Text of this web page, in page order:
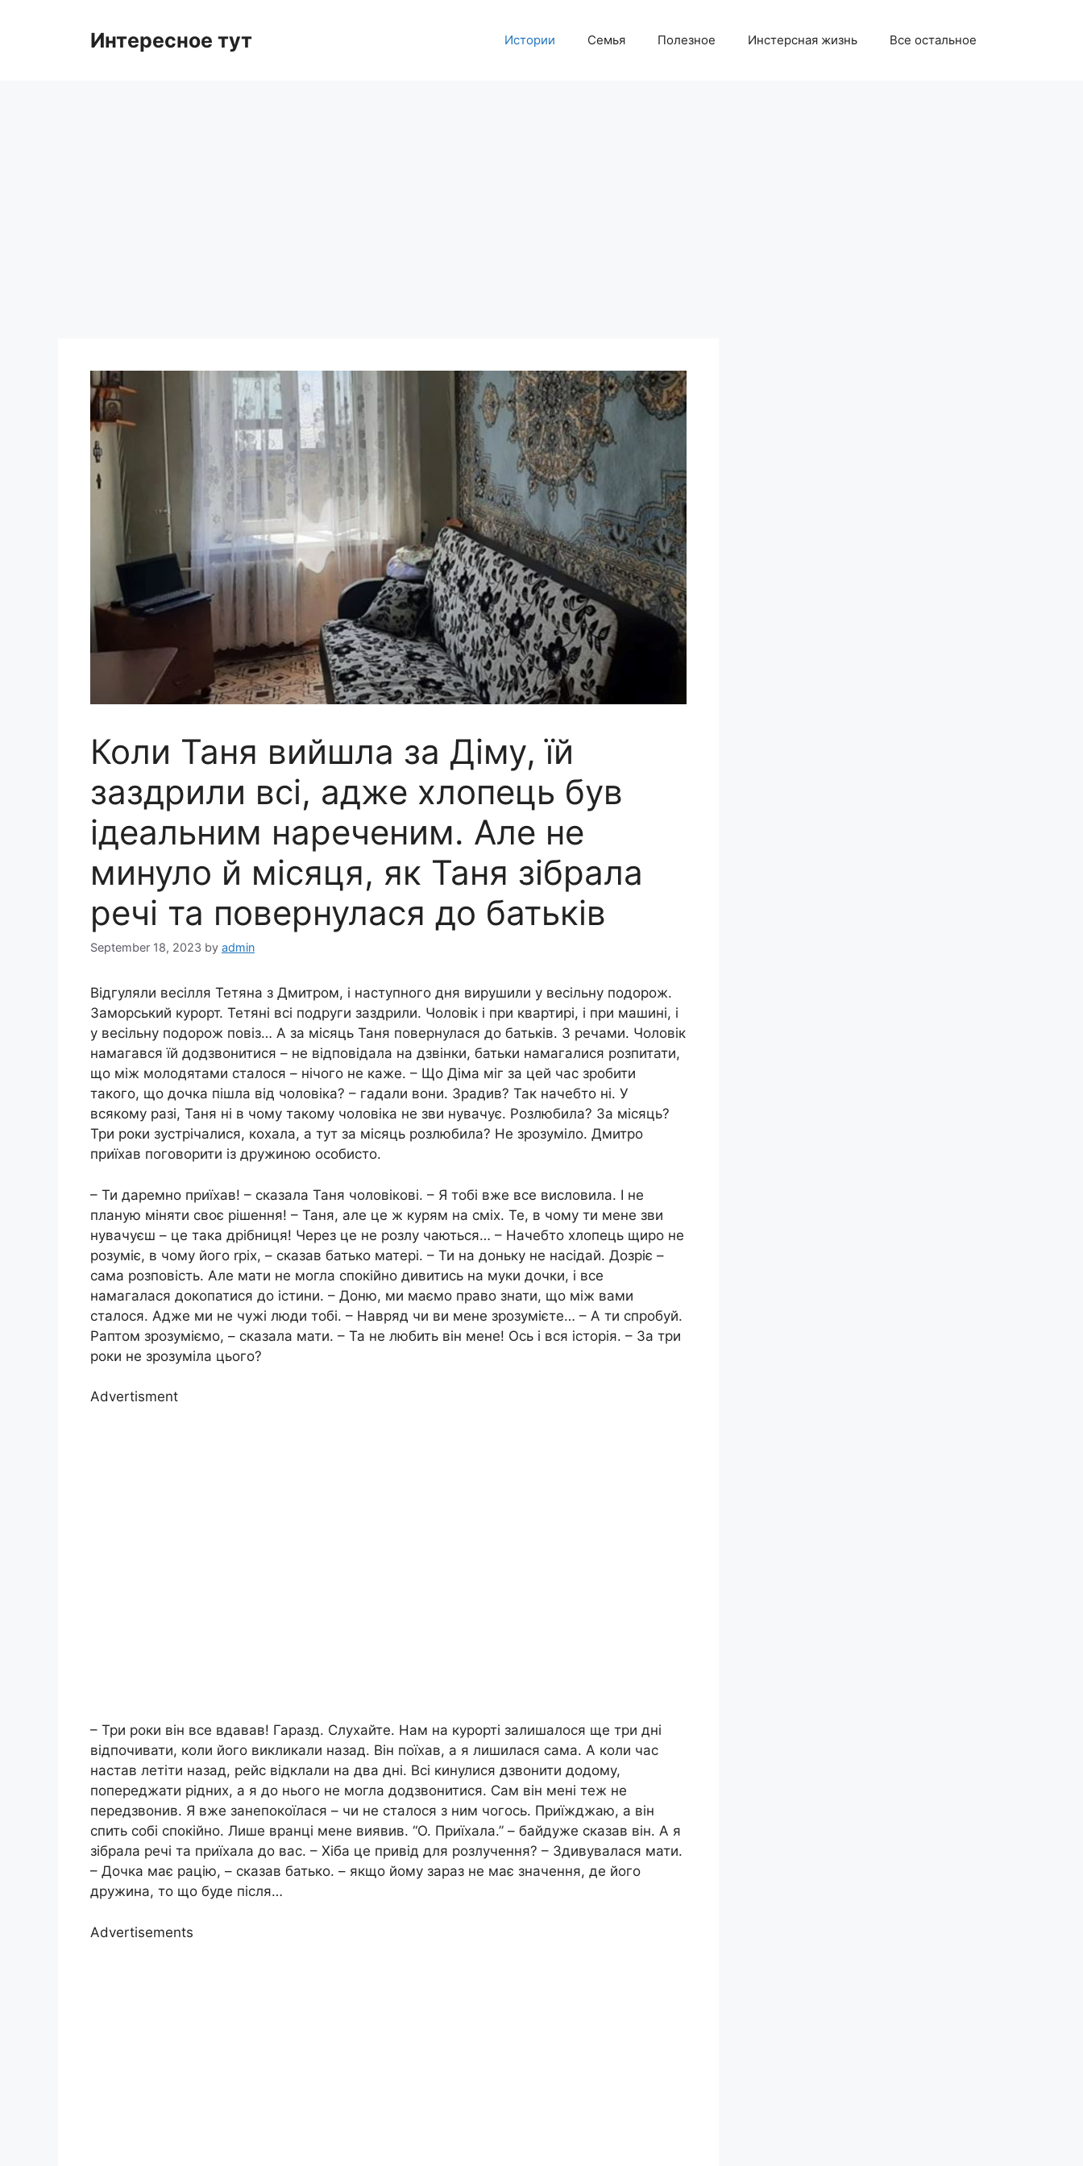
Интересное тут Истории Семья Полезное Инстерсная жизнь Все остальное
Коли Таня вийшла за Діму, їй
заздрили всі, адже хлопець був
ідеальним нареченим. Але не
минуло й місяця, як Таня зібрала
речі та повернулася до батьків
September 18, 2023 by admin
Відгуляли весілля Тетяна з Дмитром, і наступного дня вирушили у весільну подорож.
Заморський курорт. Тетяні всі подруги заздрили. Чоловік і при квартирі, і при машині, і
у весільну подорож повіз… А за місяць Таня повернулася до батьків. З речами. Чоловік
намагався їй додзвонитися – не відповідала на дзвінки, батьки намагалися розпитати,
що між молодятами сталося – нічого не каже. – Що Діма міг за цей час зробити
такого, що дочка пішла від чоловіка? – гадали вони. Зрадив? Так начебто ні. У
всякому разі, Таня ні в чому такому чоловіка не зви нувачує. Розлюбила? За місяць?
Три роки зустрічалися, кохала, а тут за місяць розлюбила? Не зрозуміло. Дмитро
приїхав поговорити із дружиною особисто.
– Ти даремно приїхав! – сказала Таня чоловікові. – Я тобі вже все висловила. І не
планую міняти своє рішення! – Таня, але це ж курям на сміх. Те, в чому ти мене зви
нувачуєш – це така дрібниця! Через це не розлу чаються… – Начебто хлопець щиро не
розуміє, в чому його rріх, – сказав батько матері. – Ти на доньку не насідай. Дозріє –
сама розповість. Але мати не могла спокійно дивитись на муки дочки, і все
намагалася докопатися до істини. – Доню, ми маємо право знати, що між вами
сталося. Адже ми не чужі люди тобі. – Навряд чи ви мене зрозумієте… – А ти спробуй.
Раптом зрозуміємо, – сказала мати. – Та не любить він мене! Ось і вся історія. – За три
роки не зрозуміла цього?
Advertisment
– Три роки він все вдавав! Гаразд. Слухайте. Нам на курорті залишалося ще три дні
відпочивати, коли його викликали назад. Він поїхав, а я лишилася сама. А коли час
настав летіти назад, рейс відклали на два дні. Всі кинулися дзвонити додому,
попереджати рідних, а я до нього не могла додзвонитися. Сам він мені теж не
передзвонив. Я вже занепокоїлася – чи не сталося з ним чогось. Приїжджаю, а він
спить собі спокійно. Лише вранці мене виявив. “О. Приїхала.” – байдуже сказав він. А я
зібрала речі та приїхала до вас. – Хіба це привід для розлучення? – Здивувалася мати.
– Дочка має рацію, – сказав батько. – якщо йому зараз не має значення, де його
дружина, то що буде після…
Advertisements